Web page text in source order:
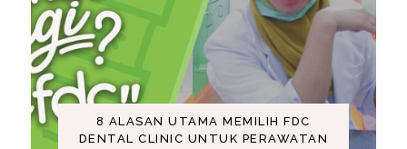
8 ALASAN UTAMA MEMILIH FDC
DENTAL CLINIC UNTUK PERAWATAN